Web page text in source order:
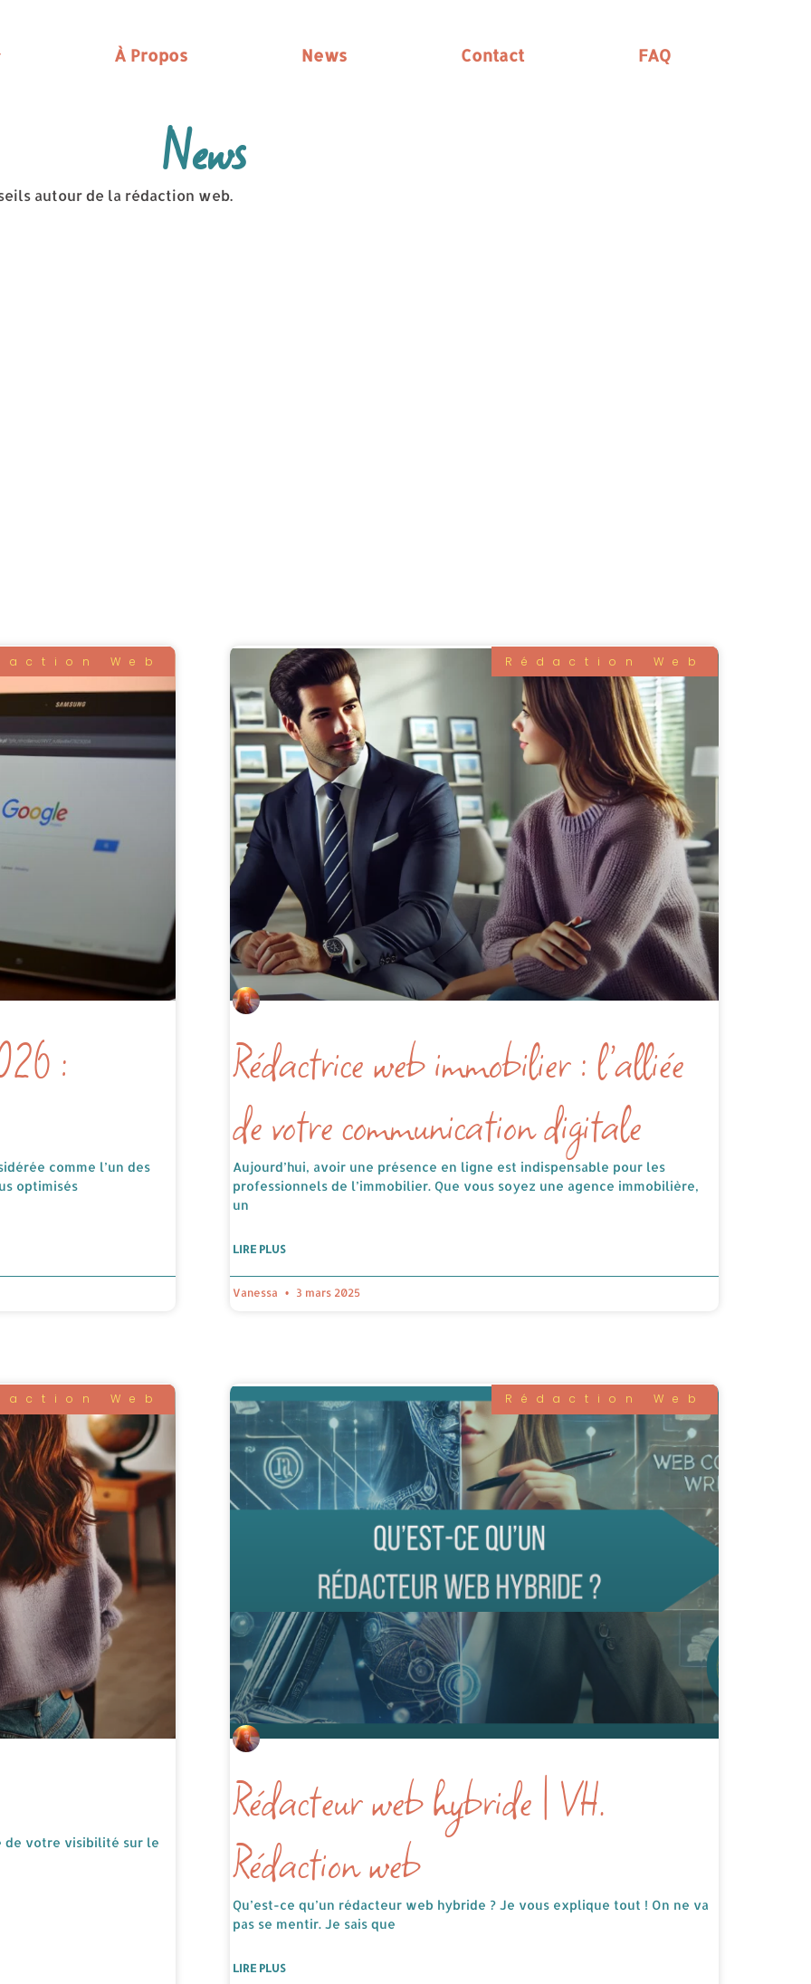
À Propos News Contact FAQ
News
autour de la rédaction web.
Web
:
comme l’un des
optimisés
Rédaction Web
Rédactrice web immobilier : l’alliée
de votre communication digitale
Aujourd’hui, avoir une présence en ligne est indispensable pour les
professionnels de l’immobilier. Que vous soyez une agence immobilière,
un
LIRE PLUS
Vanessa 3 mars 2025
Web
de votre visibilité sur le
Rédaction Web
Rédacteur web hybride | VH.
Rédaction web
Qu’est-ce qu’un rédacteur web hybride ? Je vous explique tout ! On ne va
pas se mentir. Je sais que
LIRE PLUS